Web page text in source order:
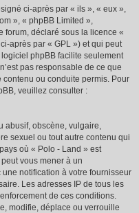
ci-après par « ils », « eux »,
», « phpBB Limited »,
forum, déclaré sous la licence «
après par « GPL ») et qui peut
logiciel phpBB facilite seulement
pas responsable de ce que
contenu ou conduite permis. Pour
veuillez consulter :
abusif, obscène, vulgaire,
sexuel ou tout autre contenu qui
où « Polo - Land » est
vous mener à un
notification à votre fournisseur
Les adresses IP de tous les
de ces conditions.
modifie, déplace ou verrouille